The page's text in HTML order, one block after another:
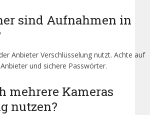
sind Aufnahmen in
Anbieter Verschlüsselung nutzt. Achte auf
und sichere Passwörter.
mehrere Kameras
nutzen?